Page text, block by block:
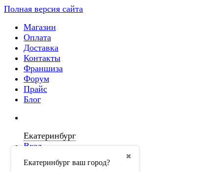
Полная версия сайта
Магазин
Оплата
Доставка
Контакты
Франшиза
Форум
Прайс
Блог
Екатеринбург
✖
Екатеринбург ваш город?
Вход
Регистрация